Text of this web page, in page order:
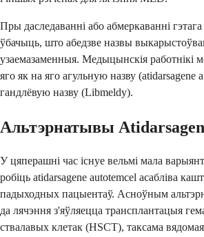
Пры даследаванні або абмеркаванні
ўбачыць, што абедзве назвы
узаемазаменныя. Медыцынскія работнікі
яго як на яго агульную назву (atidarsagene
гандлёвую назву (Libmeldy).
Альтэрнатывы
У цяперашні час існуе вельмі мала
робіць atidarsagene autotemcel асабліва
падыходных пацыентаў. Асноўным
да лячэння з'яўляецца трансплантацыя
ствалавых клетак (HSCT), таксама